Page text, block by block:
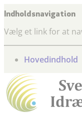
Indholdsnavigation
Vælg et link for at
gå til
Hovedindhold